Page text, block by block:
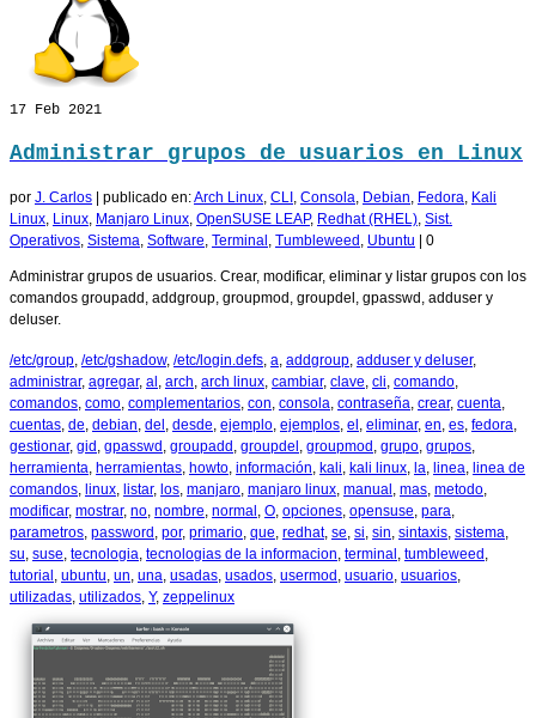
17 Feb 2021
Administrar grupos de usuarios en Linux
por J. Carlos | publicado en:Arch Linux CLI Consola Debian Fedora Kali
Linux Linux Manjaro Linux OpenSUSE LEAP, Redhat (RHEL) Sist.
Operativos Sistema Software Terminal Tumbleweed Ubuntu | 0
Administrar grupos de usuarios. Crear, modificar, eliminar y listar grupos con los
comandos groupadd, addgroup, groupmod, groupdel, gpasswd, adduser y
deluser.
/etc/group /etc/gshadow, /etc/login.defs a addgroup adduser y deluser,
administrar, agregar, al arch arch linux cambiar, clave cli comando
comandos como complementarios con consola contraseña crear, cuenta
cuentas de debian del desde ejemplo ejemplos el eliminar, en es fedora
gestionar, gid gpasswd groupadd groupdel groupmod grupo grupos
herramienta herramientas howto información kali kali linux la linea linea de
comandos linux listar, los manjaro manjaro linux manual mas metodo
modificar, mostrar, no nombre normal O opciones opensuse para
parametros password por, primario que redhat, se si sin sintaxis sistema
su suse tecnologia tecnologias de la informacion terminal tumbleweed
tutorial ubuntu un una usadas usados usermod usuario usuarios
utilizadas utilizados Y, zeppelinux